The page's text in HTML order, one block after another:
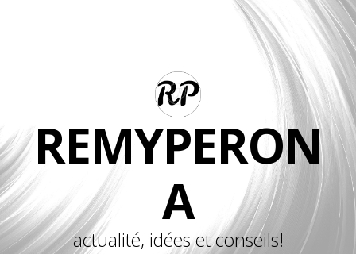
REMYPERON
A
actualité, idées et conseils!